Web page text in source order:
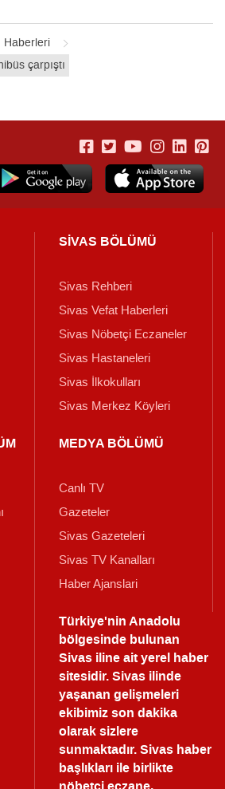
Haberleri
çarpıştı
SİVAS BÖLÜMÜ
Sivas Rehberi
Sivas Vefat Haberleri
Sivas Nöbetçi Eczaneler
Sivas Hastaneleri
Sivas İlkokulları
Sivas Merkez Köyleri
MEDYA BÖLÜMÜ
Canlı TV
Gazeteler
Sivas Gazeteleri
Sivas TV Kanalları
Haber Ajanslari
Türkiye'nin Anadolu
bölgesinde bulunan
Sivas iline ait yerel haber
sitesidir. Sivas ilinde
yaşanan gelişmeleri
ekibimiz son dakika
olarak sizlere
sunmaktadır.Sivas haber
başlıkları ile birlikte